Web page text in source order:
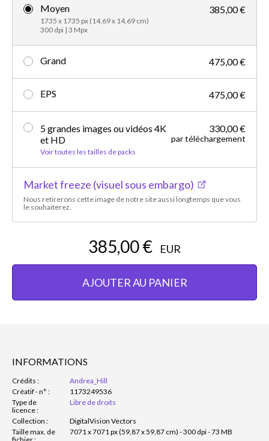
Moyen
1735 x 1735 px (14,69 x 14,69 cm)
300 dpi | 3 Mpx
385,00 €
Grand 475,00 €
EPS 475,00 €
5 grandes images ou vidéos 4K
et HD
Voir toutes les tailles de packs
330,00 €
par téléchargement
Market freeze (visuel sous embargo)
Nous retirerons cette image de notre site aussi longtemps que vous
le souhaiterez.
385,00 € EUR
AJOUTER AU PANIER
INFORMATIONS
Crédits :
Andrea_Hill
Créatif - n° :
1173249536
Type de
licence :
Libre de droits
Collection :
DigitalVision Vectors
Taille max. de
7071 x 7071 px (59,87 x 59,87 cm) - 300 dpi - 73 MB